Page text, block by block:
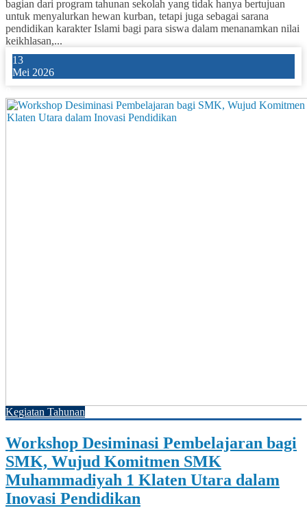
bagian dari program tahunan sekolah yang tidak hanya bertujuan
untuk menyalurkan hewan kurban, tetapi juga sebagai sarana
pendidikan karakter Islami bagi para siswa dalam menanamkan nilai
keikhlasan,...
13
Mei 2026
Kegiatan Tahunan
Workshop Desiminasi Pembelajaran bagi
SMK, Wujud Komitmen SMK
Muhammadiyah 1 Klaten Utara dalam
Inovasi Pendidikan